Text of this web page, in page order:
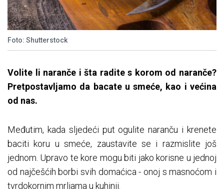
Foto: Shutterstock
Volite li naranče i šta radite s korom od naranče?
Pretpostavljamo da bacate u smeće, kao i većina
od nas.
Međutim, kada sljedeći put ogulite naranču i krenete
baciti koru u smeće, zaustavite se i razmislite još
jednom. Upravo te kore mogu biti jako korisne u jednoj
od najčešćih borbi svih domaćica - onoj s masnoćom i
tvrdokornim mrljama u kuhinji.